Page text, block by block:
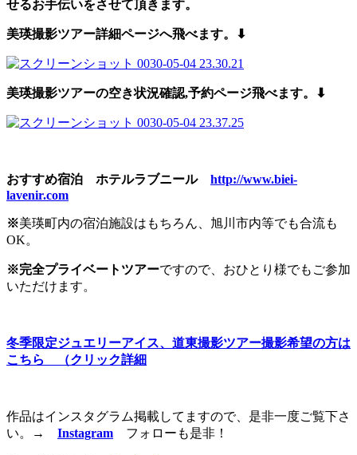
せるお手伝いをさせて頂きます。
美瑛撮影ツアー詳細ページへ飛べます。⬇︎
美瑛撮影ツアーの空き状況確認,予約ページ飛べます。⬇︎
おすすめ宿泊 ホテルラブニール http://www.biei-
lavenir.com
※美瑛町内の宿泊施設はもちろん、旭川市内等でも合流も
OK。
※完全プライベートツアーですので、おひとり様でもご参加
いただけます。
冬季限定ジュエリーアイス、道東撮影ツアー撮影希望の方は
こちら （クリック詳細
作品はインスタグラム掲載してますので、是非一度ご覧下さ
い。
→ Instagram フォローも是非！